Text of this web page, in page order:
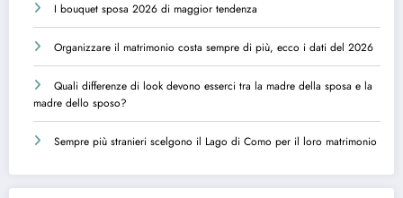
I bouquet sposa 2026 di maggior tendenza
Organizzare il matrimonio costa sempre di più, ecco i dati del 2026
Quali differenze di look devono esserci tra la madre della sposa e la
madre dello sposo?
Sempre più stranieri scelgono il Lago di Como per il loro matrimonio